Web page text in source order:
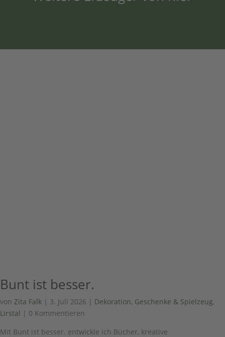
Bunt ist besser.
von Zita Falk | 3. Juli 2026 | Dekoration, Geschenke & Spielzeug,
Lirstal | 0 Kommentieren
Mit Bunt ist besser. entwickle ich Bücher, kreative